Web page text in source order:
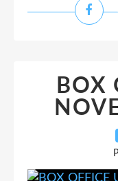
BOX